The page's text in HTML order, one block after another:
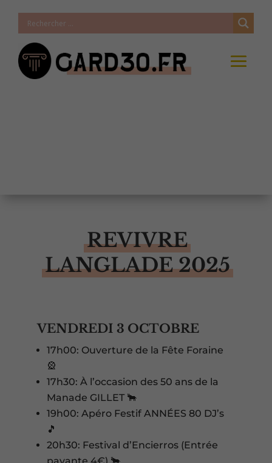
REVIVRE
LANGLADE 2025
VENDREDI 3 OCTOBRE
17h00: Ouverture de la Fête Foraine
🎡
17h30: À l’occasion des 50 ans de la
Manade GILLET 🐂
19h00: Apéro Festif ANNÉES 80 DJ’s
🎵
20h30: Festival d’Encierros (Entrée